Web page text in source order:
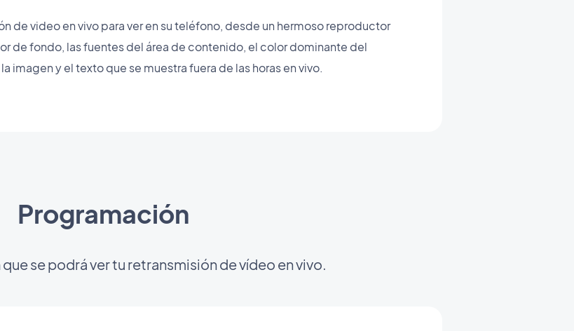
de video en vivo para ver en su teléfono, desde un hermoso reproductor
de fondo, las fuentes del área de contenido, el color dominante del
imagen y el texto que se muestra fuera de las horas en vivo.
Programación
que se podrá ver tu retransmisión de vídeo en vivo.